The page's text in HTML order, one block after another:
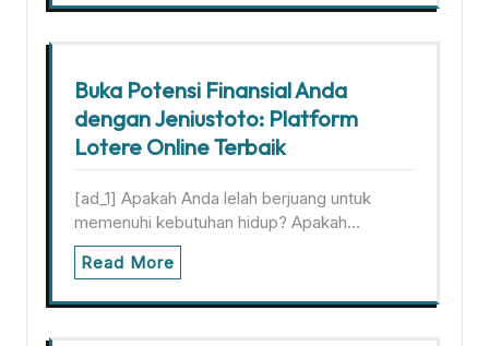
Buka Potensi Finansial Anda
dengan Jeniustoto: Platform
Lotere Online Terbaik
[ad_1] Apakah Anda lelah berjuang untuk
memenuhi kebutuhan hidup? Apakah…
Read More